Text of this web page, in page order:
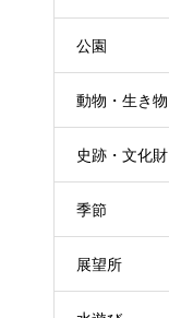
公園
動物・生き物
史跡・文化財
季節
展望所